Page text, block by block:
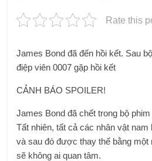
Rate this
James Bond đã đến hồi kết. Sau
điệp viên 0007 gặp hồi kết
CẢNH BÁO SPOILER!
James Bond đã chết trong bộ
Tất nhiên, tất cả các nhân vật nam
và sau đó được thay thế bằng
sẽ không ai quan tâm.